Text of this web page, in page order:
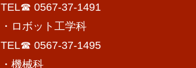
TEL☎ 0567-37-1491
・ロボット工学科
TEL☎ 0567-37-1495
・機械科